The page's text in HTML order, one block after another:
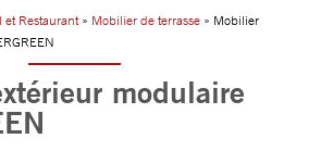
Restaurant» Mobilier de terrasse » Mobilier
modulaire